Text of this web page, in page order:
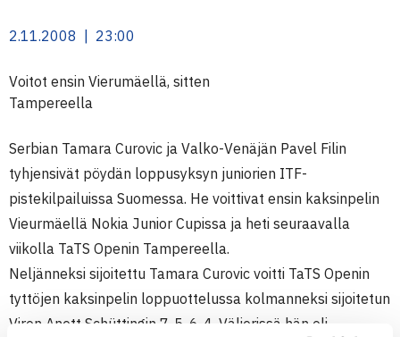
2.11.2008 | 23:00
Voitot ensin Vierumäellä, sitten
Tampereella
Serbian Tamara Curovic ja Valko-Venäjän Pavel Filin
tyhjensivät pöydän loppusyksyn juniorien ITF-
pistekilpailuissa Suomessa. He voittivat ensin kaksinpelin
Vieurmäellä Nokia Junior Cupissa ja heti seuraavalla
viikolla TaTS Openin Tampereella.
Neljänneksi sijoitettu Tamara Curovic voitti TaTS Openin
tyttöjen kaksinpelin loppuottelussa kolmanneksi sijoitetun
Viron Anett Schüttingin 7-5, 6-4. Välierissä hän oli